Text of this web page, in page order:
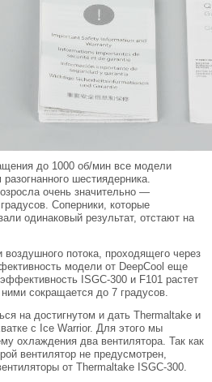
до 1000 об/мин все модели
шестиядерника.
очень значительно —
Соперники, которые
одинаковый результат, отстают на
потока, проходящего через
модели от DeepCool еще
ISGC-300 и F101 растет
сокращается до 7 градусов.
на достигнутом и дать Thermaltake и
с Ice Warrior. Для этого мы
охлаждения два вентилятора. Так как
вентилятор не предусмотрен,
от Thermaltake ISGC-300.